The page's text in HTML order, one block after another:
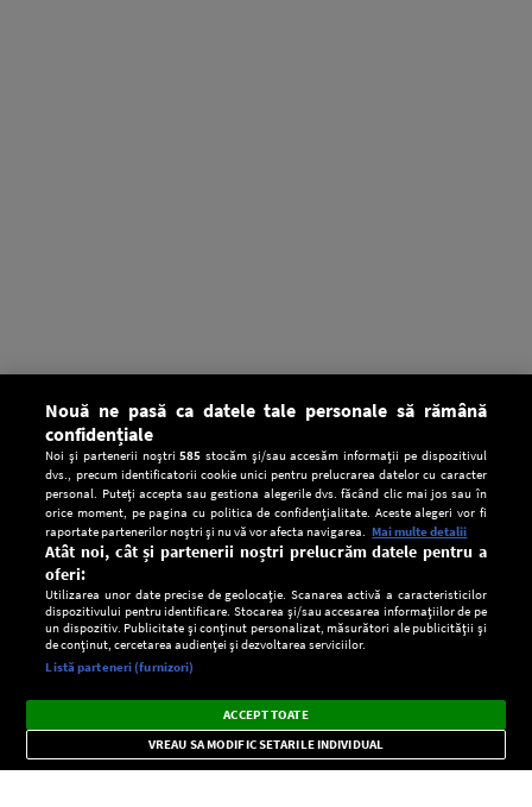
CONFIDENŢIALITATE
Setări:
Dark
Mode
Radio live, podcasturi, știri și alerte
importante.
×
Nouă ne pasă ca datele tale personale să rămână
confidențiale
Noi și partenerii noștri585 stocăm și/sau accesăm informații pe dispozitivul
dvs., precum identificatorii cookie unici pentru prelucrarea datelor cu caracter
personal. Puteți accepta sau gestiona alegerile dvs. făcând clic mai jos sau în
orice moment, pe pagina cu politica de confidențialitate. Aceste alegeri vor fi
raportate partenerilor noștri și nu vă vor afecta navigarea. Mai multe detalii
Atât noi, cât și partenerii noștri prelucrăm datele pentru a
oferi:
Utilizarea unor date precise de geolocație. Scanarea activă a caracteristicilor
dispozitivului pentru identificare. Stocarea și/sau accesarea informațiilor de pe
un dispozitiv. Publicitate și conținut personalizat, măsurători ale publicității și
de conținut, cercetarea audienței și dezvoltarea serviciilor.
Listă parteneri (furnizori)
ACCEPT TOATE
VREAU SA MODIFIC SETARILE INDIVIDUAL